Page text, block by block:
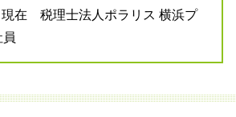
現在 税理士法人ポラリス 横浜プ